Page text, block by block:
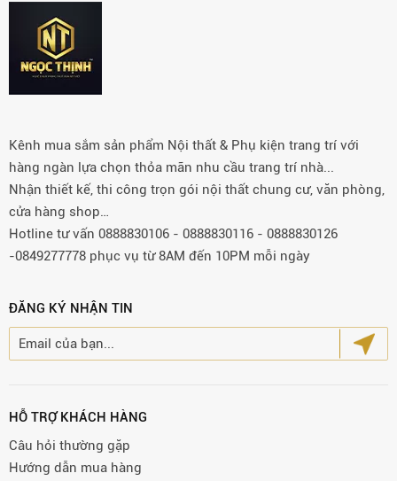
Kênh mua sắm sản phẩm Nội thất & Phụ kiện trang trí với
hàng ngàn lựa chọn thỏa mãn nhu cầu trang trí nhà...
Nhận thiết kế, thi công trọn gói nội thất chung cư, văn phòng,
cửa hàng shop…
Hotline tư vấn 0888830106 - 0888830116 - 0888830126
-0849277778 phục vụ từ 8AM đến 10PM mỗi ngày
ĐĂNG KÝ NHẬN TIN
HỖ TRỢ KHÁCH HÀNG
Câu hỏi thường gặp
Hướng dẫn mua hàng